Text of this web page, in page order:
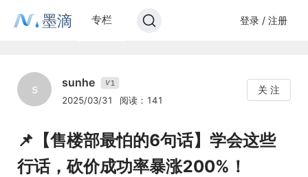
墨滴 专栏 登录 / 注册
s sunhe V1
2025/03/31 阅读：141
关 注
📌【售楼部最怕的6句话】学会这些
行话，砍价成功率暴涨200%！